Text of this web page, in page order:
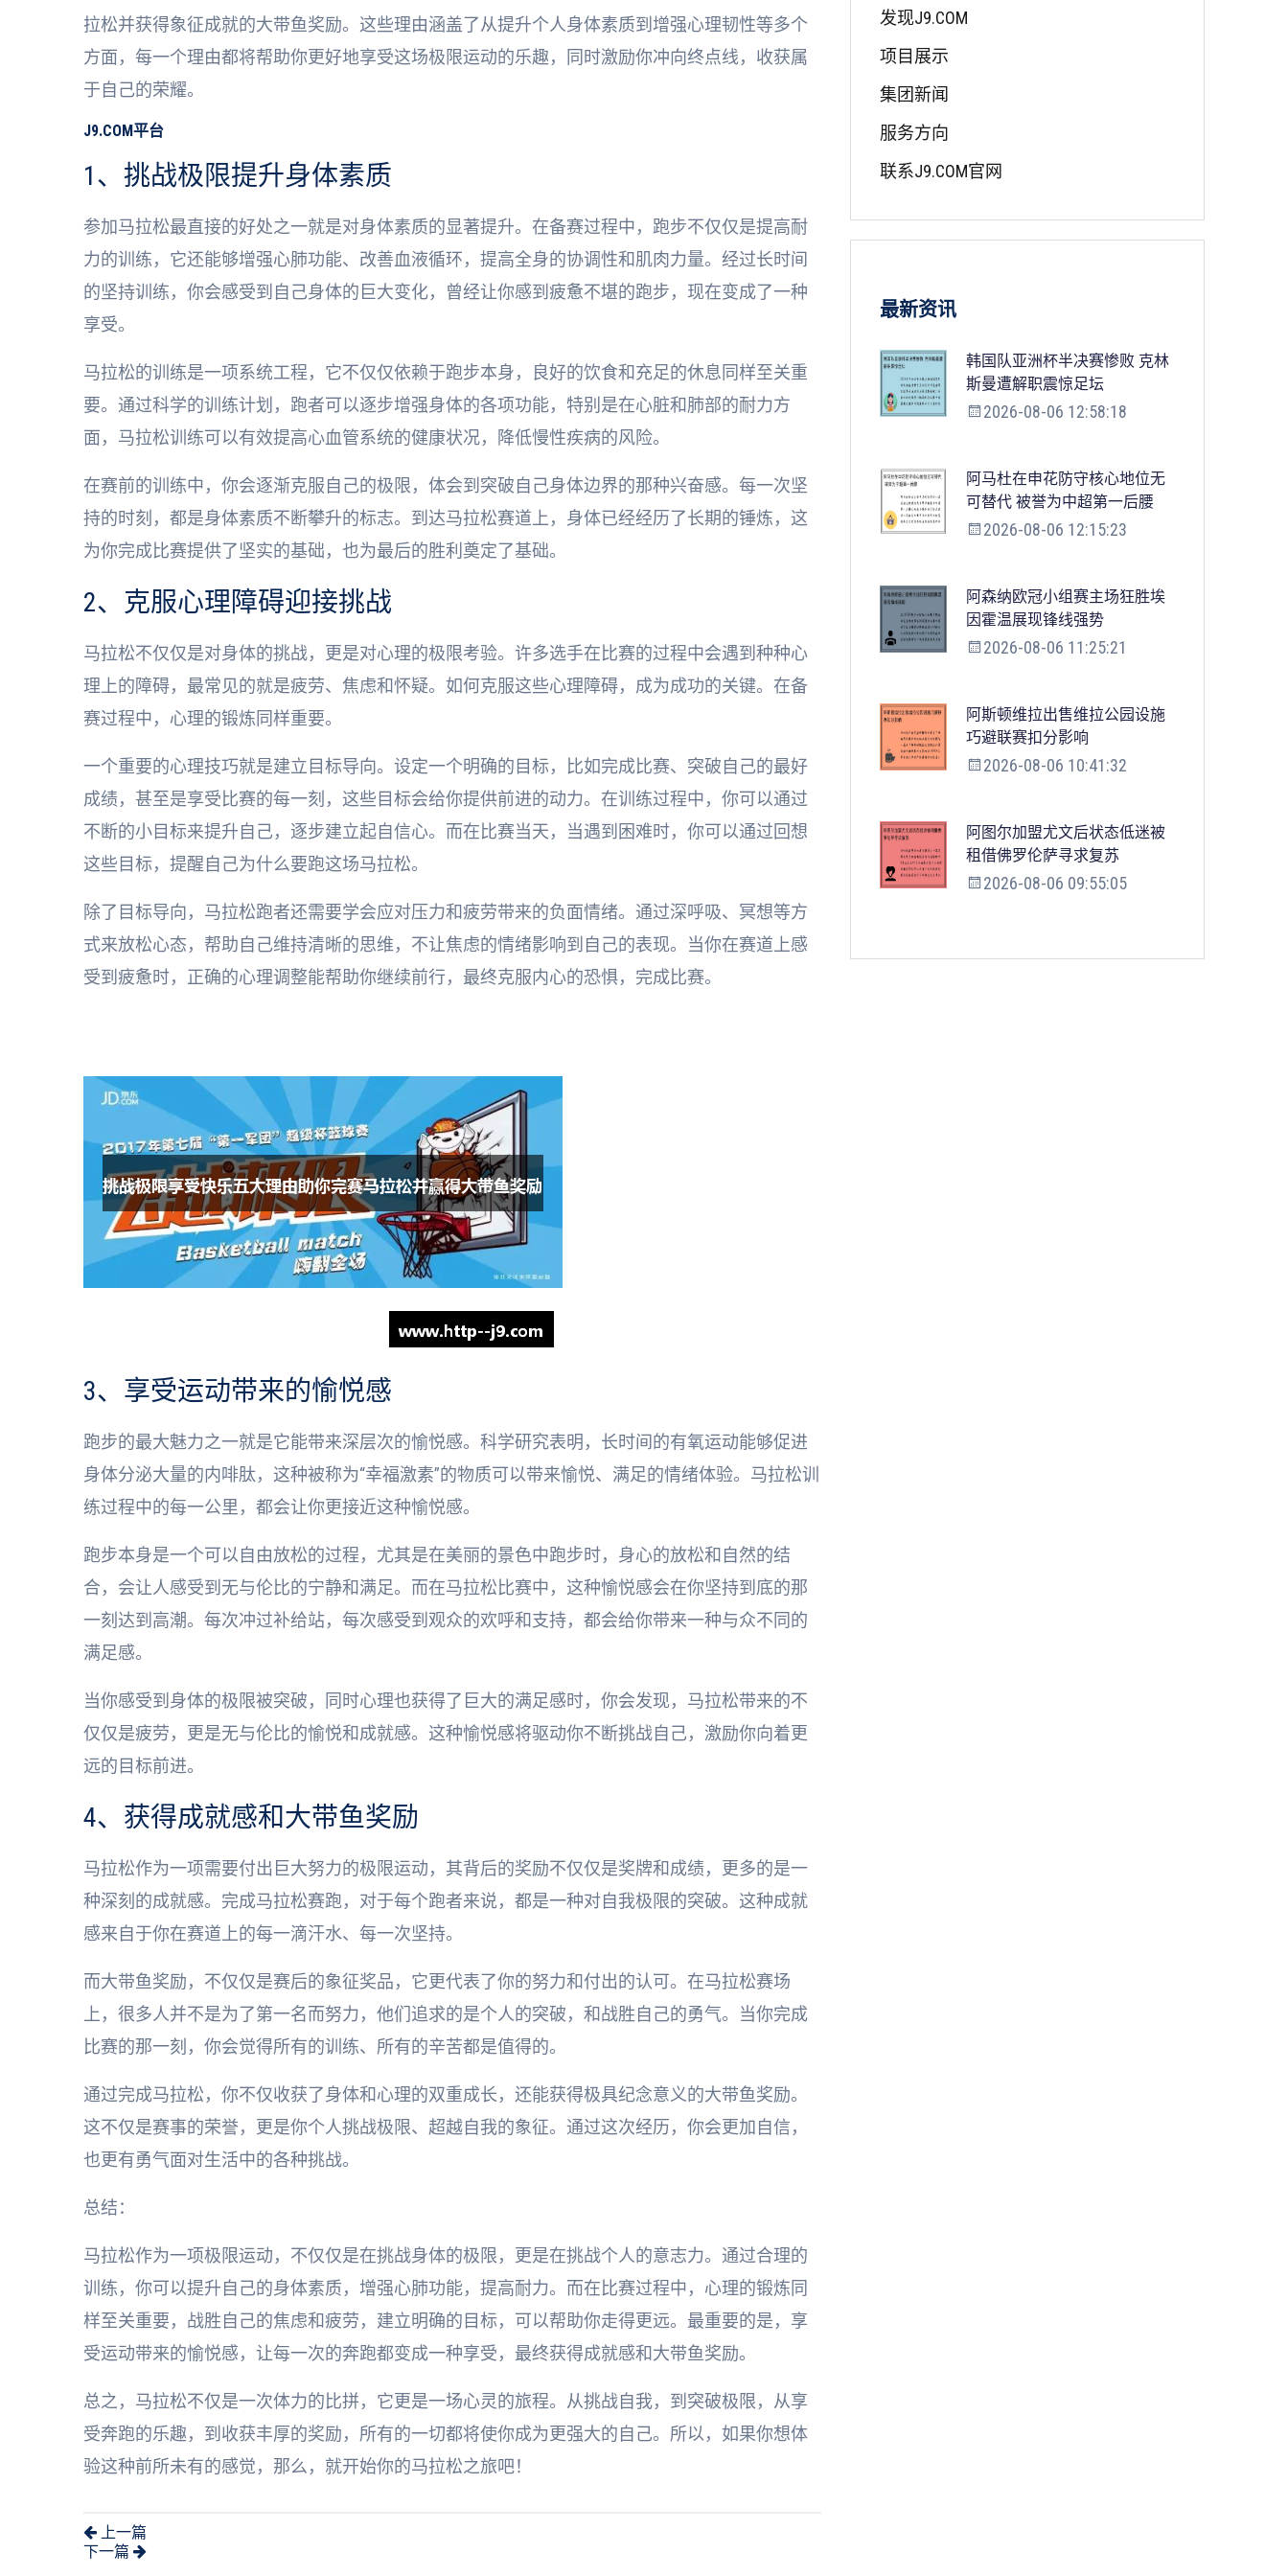
拉松并获得象征成就的大带鱼奖励。这些理由涵盖了从提升个人身体素质到增强心理韧性等多个
方面，每一个理由都将帮助你更好地享受这场极限运动的乐趣，同时激励你冲向终点线，收获属
于自己的荣耀。
J9.COM平台
1、挑战极限提升身体素质
参加马拉松最直接的好处之一就是对身体素质的显著提升。在备赛过程中，跑步不仅仅是提高耐
力的训练，它还能够增强心肺功能、改善血液循环，提高全身的协调性和肌肉力量。经过长时间
的坚持训练，你会感受到自己身体的巨大变化，曾经让你感到疲惫不堪的跑步，现在变成了一种
享受。
马拉松的训练是一项系统工程，它不仅仅依赖于跑步本身，良好的饮食和充足的休息同样至关重
要。通过科学的训练计划，跑者可以逐步增强身体的各项功能，特别是在心脏和肺部的耐力方
面，马拉松训练可以有效提高心血管系统的健康状况，降低慢性疾病的风险。
在赛前的训练中，你会逐渐克服自己的极限，体会到突破自己身体边界的那种兴奋感。每一次坚
持的时刻，都是身体素质不断攀升的标志。到达马拉松赛道上，身体已经经历了长期的锤炼，这
为你完成比赛提供了坚实的基础，也为最后的胜利奠定了基础。
2、克服心理障碍迎接挑战
马拉松不仅仅是对身体的挑战，更是对心理的极限考验。许多选手在比赛的过程中会遇到种种心
理上的障碍，最常见的就是疲劳、焦虑和怀疑。如何克服这些心理障碍，成为成功的关键。在备
赛过程中，心理的锻炼同样重要。
一个重要的心理技巧就是建立目标导向。设定一个明确的目标，比如完成比赛、突破自己的最好
成绩，甚至是享受比赛的每一刻，这些目标会给你提供前进的动力。在训练过程中，你可以通过
不断的小目标来提升自己，逐步建立起自信心。而在比赛当天，当遇到困难时，你可以通过回想
这些目标，提醒自己为什么要跑这场马拉松。
除了目标导向，马拉松跑者还需要学会应对压力和疲劳带来的负面情绪。通过深呼吸、冥想等方
式来放松心态，帮助自己维持清晰的思维，不让焦虑的情绪影响到自己的表现。当你在赛道上感
受到疲惫时，正确的心理调整能帮助你继续前行，最终克服内心的恐惧，完成比赛。
3、享受运动带来的愉悦感
跑步的最大魅力之一就是它能带来深层次的愉悦感。科学研究表明，长时间的有氧运动能够促进
身体分泌大量的内啡肽，这种被称为“幸福激素”的物质可以带来愉悦、满足的情绪体验。马拉松训
练过程中的每一公里，都会让你更接近这种愉悦感。
跑步本身是一个可以自由放松的过程，尤其是在美丽的景色中跑步时，身心的放松和自然的结
合，会让人感受到无与伦比的宁静和满足。而在马拉松比赛中，这种愉悦感会在你坚持到底的那
一刻达到高潮。每次冲过补给站，每次感受到观众的欢呼和支持，都会给你带来一种与众不同的
满足感。
当你感受到身体的极限被突破，同时心理也获得了巨大的满足感时，你会发现，马拉松带来的不
仅仅是疲劳，更是无与伦比的愉悦和成就感。这种愉悦感将驱动你不断挑战自己，激励你向着更
远的目标前进。
4、获得成就感和大带鱼奖励
马拉松作为一项需要付出巨大努力的极限运动，其背后的奖励不仅仅是奖牌和成绩，更多的是一
种深刻的成就感。完成马拉松赛跑，对于每个跑者来说，都是一种对自我极限的突破。这种成就
感来自于你在赛道上的每一滴汗水、每一次坚持。
而大带鱼奖励，不仅仅是赛后的象征奖品，它更代表了你的努力和付出的认可。在马拉松赛场
上，很多人并不是为了第一名而努力，他们追求的是个人的突破，和战胜自己的勇气。当你完成
比赛的那一刻，你会觉得所有的训练、所有的辛苦都是值得的。
通过完成马拉松，你不仅收获了身体和心理的双重成长，还能获得极具纪念意义的大带鱼奖励。
这不仅是赛事的荣誉，更是你个人挑战极限、超越自我的象征。通过这次经历，你会更加自信，
也更有勇气面对生活中的各种挑战。
总结：
马拉松作为一项极限运动，不仅仅是在挑战身体的极限，更是在挑战个人的意志力。通过合理的
训练，你可以提升自己的身体素质，增强心肺功能，提高耐力。而在比赛过程中，心理的锻炼同
样至关重要，战胜自己的焦虑和疲劳，建立明确的目标，可以帮助你走得更远。最重要的是，享
受运动带来的愉悦感，让每一次的奔跑都变成一种享受，最终获得成就感和大带鱼奖励。
总之，马拉松不仅是一次体力的比拼，它更是一场心灵的旅程。从挑战自我，到突破极限，从享
受奔跑的乐趣，到收获丰厚的奖励，所有的一切都将使你成为更强大的自己。所以，如果你想体
验这种前所未有的感觉，那么，就开始你的马拉松之旅吧！
上一篇
下一篇
发现J9.COM
项目展示
集团新闻
服务方向
联系J9.COM官网
最新资讯
韩国队亚洲杯半决赛惨败 克林
斯曼遭解职震惊足坛
2026-08-06 12:58:18
阿马杜在申花防守核心地位无
可替代 被誉为中超第一后腰
2026-08-06 12:15:23
阿森纳欧冠小组赛主场狂胜埃
因霍温展现锋线强势
2026-08-06 11:25:21
阿斯顿维拉出售维拉公园设施
巧避联赛扣分影响
2026-08-06 10:41:32
阿图尔加盟尤文后状态低迷被
租借佛罗伦萨寻求复苏
2026-08-06 09:55:05